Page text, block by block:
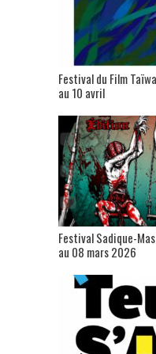
Festival du Film
au 10 avril
Festival Sadique-
au 08 mars 2026